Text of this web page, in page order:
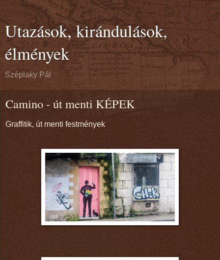
Utazások, kirándulások,
élmények
Széplaky Pál
Camino - út menti KÉPEK
Graffitik, út menti festmények